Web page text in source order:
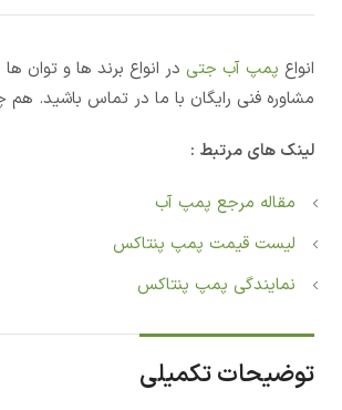
انواع پمپ آب جتی در انواع برند ها و
مشاوره فنی رایگان با ما در تماس باشید.
لینک های مرتبط :
مقاله مرجع پمپ آب
لیست قیمت پمپ پنتاکس
نمایندگی پمپ پنتاکس
توضیحات تکمیلی